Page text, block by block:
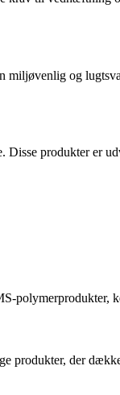
miljøvenlig og
Disse produkter er
polymerprodukter,
produkter, der